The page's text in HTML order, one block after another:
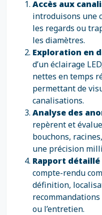
Accès aux
introduisons une
les regards ou
les diamètres.
Exploration en
d’un éclairage
nettes en temps
permettant de
canalisations.
Analyse des
repèrent et
bouchons,
une précision
Rapport
compte-rendu
définition,
ou l’entretien.